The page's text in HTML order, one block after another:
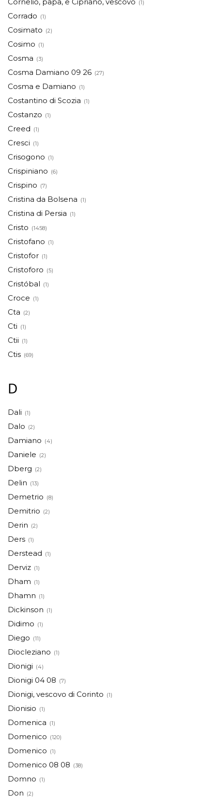
(1)
Corrado (1)
Cosimato (2)
Cosimo (1)
Cosma (3)
Cosma Damiano 09 26 (27)
Cosma e Damiano (1)
Costantino di Scozia (1)
Costanzo (1)
Creed (1)
Cresci (1)
Crisogono (1)
Crispiniano (6)
Crispino (7)
Cristina da Bolsena (1)
Cristina di Persia (1)
Cristo (1458)
Cristofano (1)
Cristofor (1)
Cristoforo (5)
Cristóbal (1)
Croce (1)
Cta (2)
Cti (1)
Ctii (1)
Ctis (69)
D
Dali (1)
Dalo (2)
Damiano (4)
Daniele (2)
Dberg (2)
Delin (13)
Demetrio (8)
Demitrio (2)
Derin (2)
Ders (1)
Derstead (1)
Derviz (1)
Dham (1)
Dhamn (1)
Dickinson (1)
Didimo (1)
Diego (11)
Diocleziano (1)
Dionigi (4)
Dionigi 04 08 (7)
Dionigi, vescovo di Corinto (1)
Dionisio (1)
Domenica (1)
Domenico (120)
Domenico (1)
Domenico 08 08 (38)
Domno (1)
Don (2)